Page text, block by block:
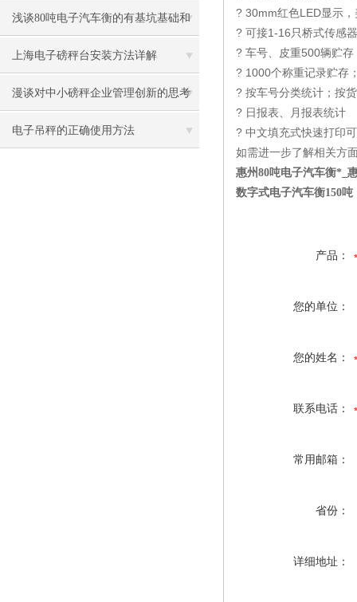
浅谈80吨电子汽车衡的有基坑基础和
无坑的区别
上海电子磅秤台安装方法详解
漫谈对中小磅秤企业管理创新的思考
电子吊秤的正确使用方法
? 30mm红色LED显示
? 可接1-16只桥式传感器
? 车号、皮重500辆贮存
? 1000个称重记录贮存
? 按车号分类统计；按
? 日报表、月报表统计
? 中文填充式快速打印
如需进一步了解相关方
惠州80吨电子汽车衡*_
数字式电子汽车衡150吨
产品：
您的单位：
您的姓名：
联系电话：
常用邮箱：
省份：
详细地址：